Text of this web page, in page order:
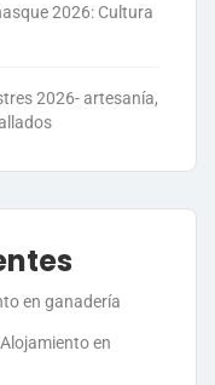
2026: Cultura
2026- artesanía,
en ganadería
Alojamiento en